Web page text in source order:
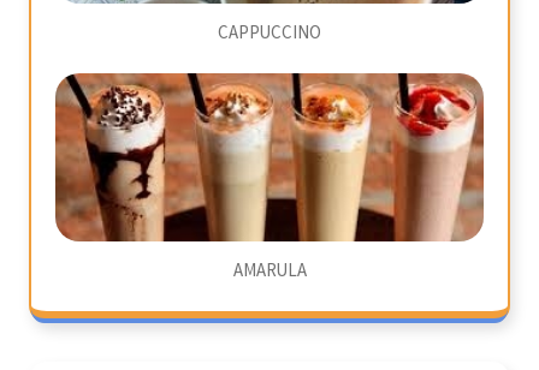
CAPPUCCINO
AMARULA